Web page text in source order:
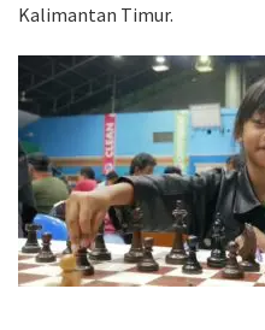
Kalimantan Timur.